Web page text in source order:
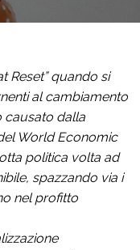
Reset” quando si
al cambiamento
dalla
World Economic
politica volta ad
spazzando via i
nel profitto